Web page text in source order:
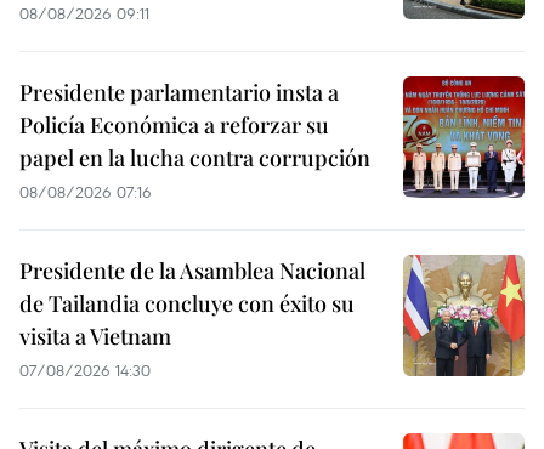
08/08/2026 09:11
Presidente parlamentario insta a
Policía Económica a reforzar su
papel en la lucha contra corrupción
08/08/2026 07:16
Presidente de la Asamblea Nacional
de Tailandia concluye con éxito su
visita a Vietnam
07/08/2026 14:30